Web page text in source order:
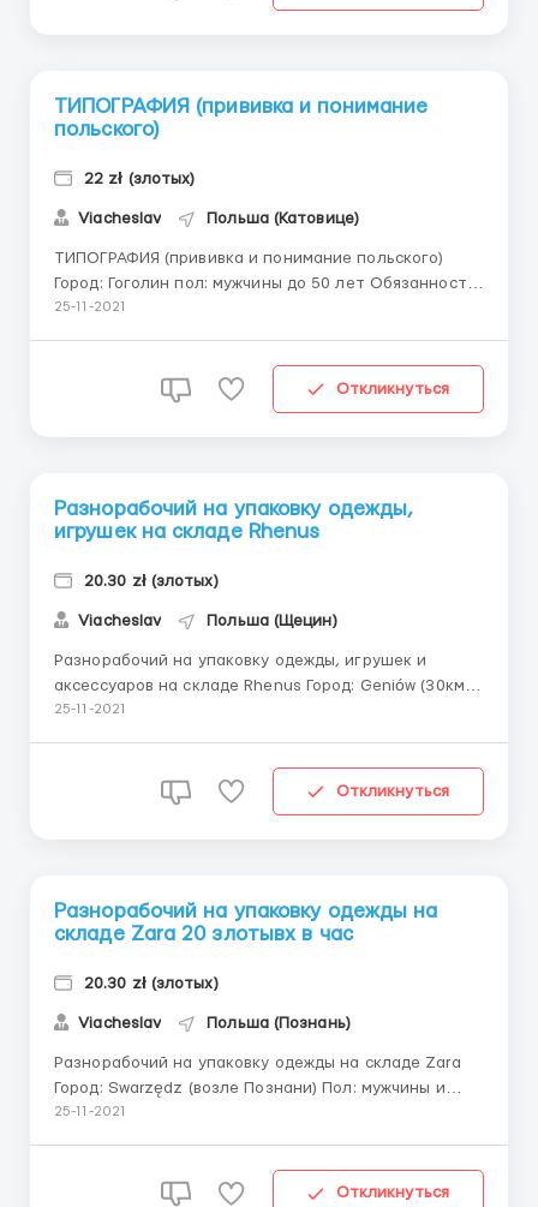
ТИПОГРАФИЯ (прививка и понимание
польского)
22 zł (злотых)
Viacheslav Польша (Катовице)
ТИПОГРАФИЯ (прививка и понимание польского)
Город: Гоголин пол: мужчины до 50 лет Обязанности:
— обслуживание печатных машин — упаковка
жилья 250 зл в месяц (4 человека в комнатах...
25-11-2021
Откликнуться
Разнорабочий на упаковку одежды,
игрушек на складе Rhenus
20.30 zł (злотых)
Viacheslav Польша (Щецин)
Разнорабочий на упаковку одежды, игрушек и
аксессуаров на складе Rhenus Город: Geniów (30км
от Щетцина) Пол: пары, мужчины, женщины до 50
работа со сканером (проводим обучение). Оплата:
25-11-2021
Откликнуться
Разнорабочий на упаковку одежды на
складе Zara 20 злотывх в час
20.30 zł (злотых)
Viacheslav Польша (Познань)
Разнорабочий на упаковку одежды на складе Zara
Город: Swarzędz (возле Познани) Пол: мужчины и
женщины до 45 лет Обязанности: упаковка товаров
до 26 лет - от 18,30zł/час нетто до 20,30zł/ час
25-11-2021
Откликнуться